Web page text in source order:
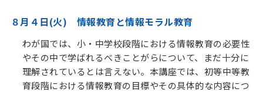
８月４日(火) 情報教育と情報モラル教育
わが国では、小・中学校段階における情報教育の必要性
やその中で学ばれるべきことがらについて、まだ十分に
理解されているとは言えない。本講座では、初等中等教
育段階における情報教育の目標やその具体的な内容につ